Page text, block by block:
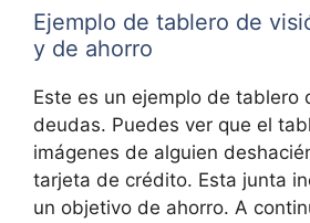
Ejemplo de tablero de
y de ahorro
Este es un ejemplo de tablero
deudas. Puedes ver que el
imágenes de alguien
tarjeta de crédito. Esta junta
un objetivo de ahorro. A